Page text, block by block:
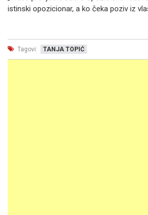
istinski opozicionar, a ko čeka poziv iz
Tagovi: TANJA TOPIĆ